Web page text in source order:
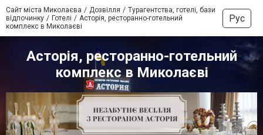
Сайт міста Миколаєва Дозвілля
Турагентства, готелі, бази
відпочинку
Готелі
Асторія, ресторанно-готельний
комплекс в Миколаєві
Рус
Асторія, ресторанно-готельний
комплекс в Миколаєві